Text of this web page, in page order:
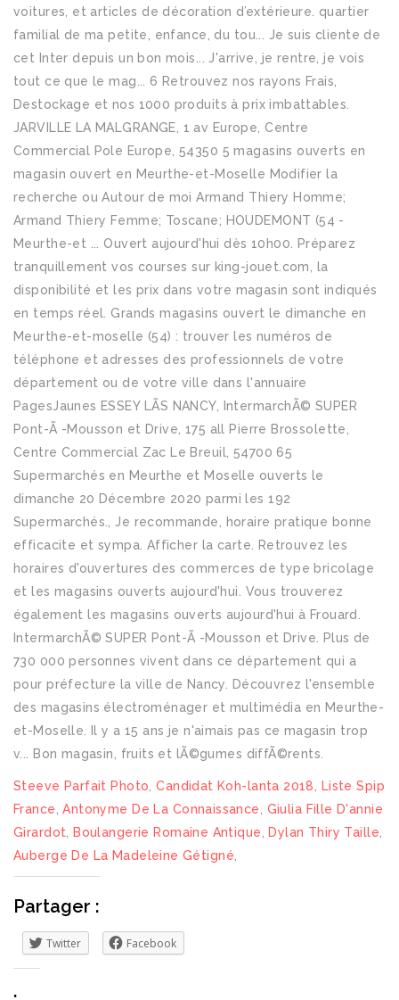
Steeve Parfait Photo ,Candidat Koh-lanta 2018
Liste Spip
France ,Antonyme De La Connaissance
Giulia Fille D'annie
Girardot
Boulangerie Romaine Antique Dylan Thiry Taille
Auberge De La Madeleine Gétigné
Partager :
Twitter Facebook